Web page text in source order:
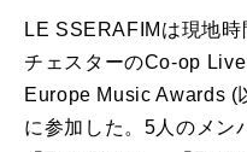
LE SSERAFIMは現地
チェスターのCo-op
Europe Music Awards (
に参加した。5人のメン